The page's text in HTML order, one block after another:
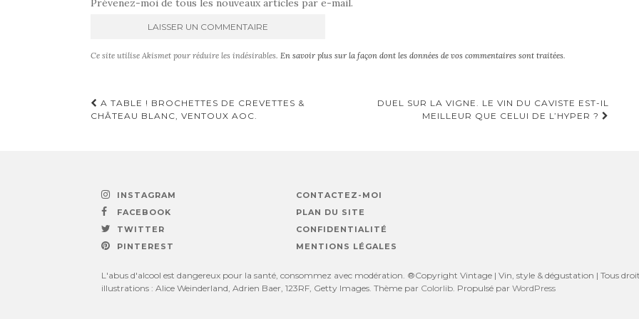
Prévenez-moi de tous les nouveaux articles par e-mail.
l
r
n
Ce site utilise Akismet pour réduire les indésirables. En savoir plus sur la façon dont les données de vos commentaires sont traitées.
Navigation
A TABLE ! BROCHETTES DE CREVETTES &
CHÂTEAU BLANC, VENTOUX AOC.
DUEL SUR LA VIGNE. LE VIN DU CAVISTE EST-IL
MEILLEUR QUE CELUI DE L’HYPER ?
INSTAGRAM
FACEBOOK
TWITTER
PINTEREST
CONTACTEZ-MOI
PLAN DU SITE
CONFIDENTIALITÉ
MENTIONS LÉGALES
L'abus d'alcool est dangereux pour la santé, consommez avec modération. ®Copyright Vintage | Vin, style & dégustation | Tous
illustrations : Alice Weinderland, Adrien Baer, 123RF, Getty Images. Thème par Colorlib. Propulsé par WordPress